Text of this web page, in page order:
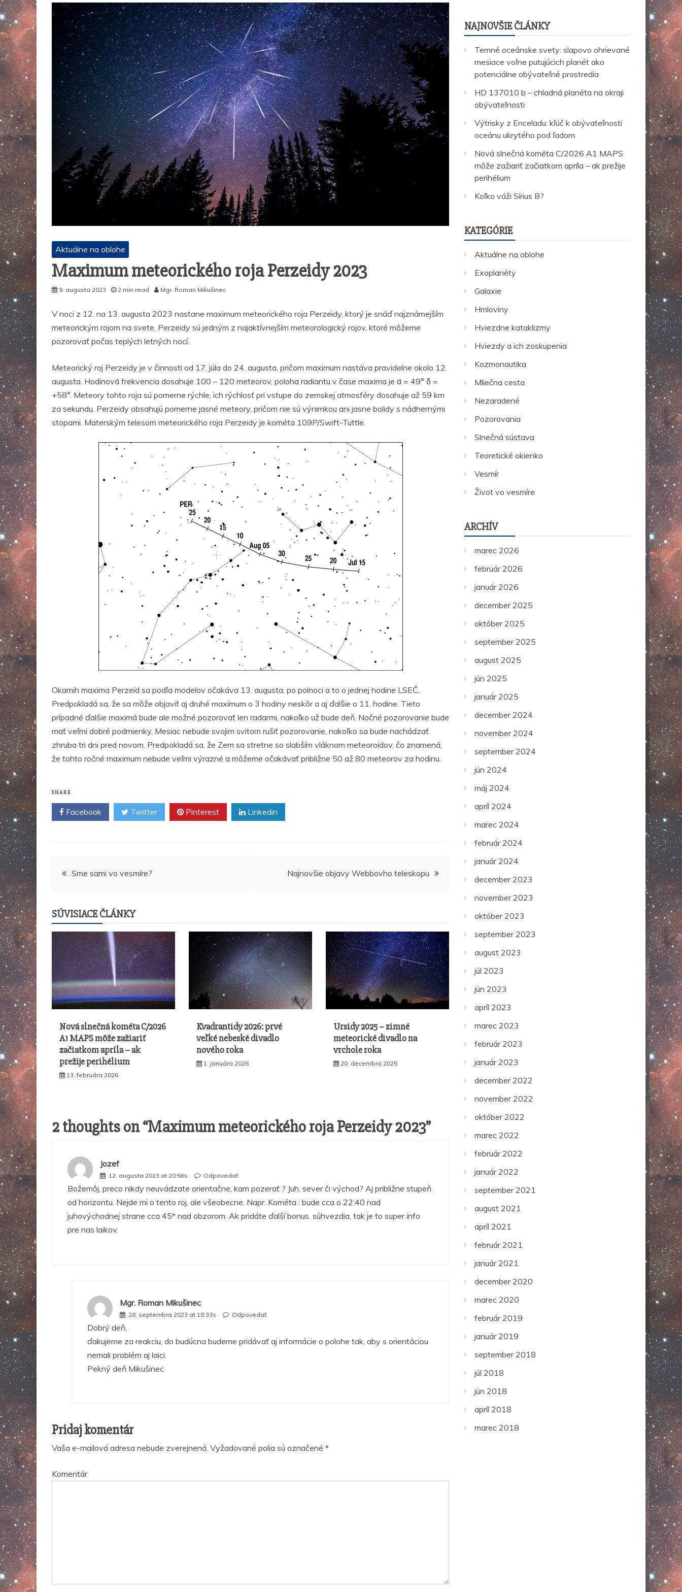
Aktuálne na oblohe
Maximum meteorického roja Perzeidy 2023
9. augusta 2023 2 min read Mgr. Roman Mikušinec
V noci z 12. na 13. augusta 2023 nastane maximum meteorického roja Perzeidy, ktorý je snáď najznámejším
meteorickým rojom na svete. Perzeidy sú jedným z najaktívnejším meteorologický rojov, ktoré môžeme
pozorovať počas teplých letných nocí.
Meteorický roj Perzeidy je v činnosti od 17. júla do 24. augusta, pričom maximum nastáva pravidelne okolo 12.
augusta. Hodinová frekvencia dosahuje 100 – 120 meteorov, poloha radiantu v čase maxima je α = 49° δ =
+58°. Meteory tohto roja sú pomerne rýchle, ich rýchlosť pri vstupe do zemskej atmosféry dosahuje až 59 km
za sekundu. Perzeidy obsahujú pomerne jasné meteory, pričom nie sú výnimkou ani jasne bolidy s nádhernými
stopami. Materským telesom meteorického roja Perzeidy je kométa 109P/Swift-Tuttle.
Okamih maxima Perzeíd sa podľa modelov očakáva 13. augusta, po polnoci a to o jednej hodine LSEČ.
Predpokladá sa, že sa môže objaviť aj druhé maximum o 3 hodiny neskôr a aj ďalšie o 11. hodine. Tieto
prípadné ďalšie maximá bude ale možné pozorovať len radarmi, nakoľko už bude deň. Nočné pozorovanie bude
mať veľmi dobré podmienky, Mesiac nebude svojim svitom rušiť pozorovanie, nakoľko sa bude nachádzať
zhruba tri dni pred novom. Predpokladá sa, že Zem sa stretne so slabším vláknom meteoroidov, čo znamená,
že tohto ročné maximum nebude veľmi výrazné a môžeme očakávať približne 50 až 80 meteorov za hodinu.
SHARE
Facebook Twitter Pinterest Linkedin
Navigácia
článku
Sme sami vo vesmíre? Najnovšie objavy Webbovho teleskopu
SÚVISIACE ČLÁNKY
Nová slnečná kométa C/2026
A1 MAPS môže zažiariť
začiatkom apríla – ak
prežije perihélium
13. februára 2026
Kvadrantidy 2026: prvé
veľké nebeské divadlo
nového roka
1. januára 2026
Ursidy 2025 – zimné
meteorické divadlo na
vrchole roka
20. decembra 2025
2 thoughts on “Maximum meteorického roja Perzeidy 2023”
Jozef
12. augusta 2023 at 20:56s Odpovedať
Božemôj, preco nikdy neuvádzate orientačne, kam pozerať ? Juh, sever či východ? Aj približne stupeň
od horizontu. Nejde mi o tento roj, ale všeobecne. Napr. Kométa : bude cca o 22:40 nad
juhovýchodnej strane cca 45* nad obzorom. Ak pridáte ďalší bonus, súhvezdia, tak je to super info
pre nas laikov.
Mgr. Roman Mikušinec
28. septembra 2023 at 18:33s Odpovedať
Dobrý deň,
ďakujeme za reakciu, do budúcna budeme pridávať aj informácie o polohe tak, aby s orientáciou
nemali problém aj laici.
Pekný deň Mikušinec
Pridaj komentár
Vaša e-mailová adresa nebude zverejnená. Vyžadované polia sú označené *
Komentár
NAJNOVŠIE ČLÁNKY
Temné oceánske svety: slapovo ohrievané
mesiace voľne putujúcich planét ako
potenciálne obývateľné prostredia
HD 137010 b – chladná planéta na okraji
obývateľnosti
Výtrisky z Enceladu: kľúč k obývateľnosti
oceánu ukrytého pod ľadom
Nová slnečná kométa C/2026 A1 MAPS
môže zažiariť začiatkom apríla – ak prežije
perihélium
Koľko váži Sírius B?
KATEGÓRIE
Aktuálne na oblohe
Exoplanéty
Galaxie
Hmloviny
Hviezdne kataklizmy
Hviezdy a ich zoskupenia
Kozmonautika
Mliečna cesta
Nezaradené
Pozorovania
Slnečná sústava
Teoretické okienko
Vesmír
Život vo vesmíre
ARCHÍV
marec 2026
február 2026
január 2026
december 2025
október 2025
september 2025
august 2025
jún 2025
január 2025
december 2024
november 2024
september 2024
jún 2024
máj 2024
apríl 2024
marec 2024
február 2024
január 2024
december 2023
november 2023
október 2023
september 2023
august 2023
júl 2023
jún 2023
apríl 2023
marec 2023
február 2023
január 2023
december 2022
november 2022
október 2022
marec 2022
február 2022
január 2022
september 2021
august 2021
apríl 2021
február 2021
január 2021
december 2020
marec 2020
február 2019
január 2019
september 2018
júl 2018
jún 2018
apríl 2018
marec 2018